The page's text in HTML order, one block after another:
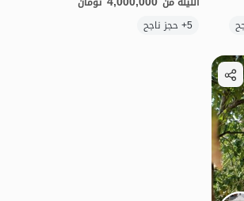
الموقع على الخريطة
بات نواز5+ حجز ناجح